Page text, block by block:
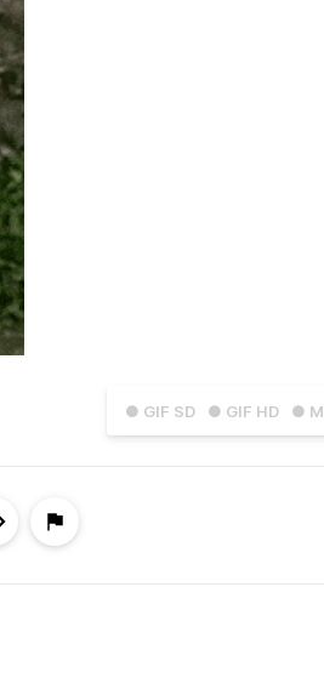
● GIF SD ● GIF HD ●